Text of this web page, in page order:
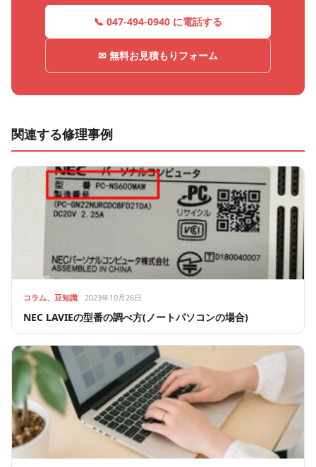
📞 047-494-0940 に電話する
✉ 無料お見積もりフォーム
関連する修理事例
コラム、豆知識 2023年10月26日
NEC LAVIEの型番の調べ方(ノートパソコンの場合)